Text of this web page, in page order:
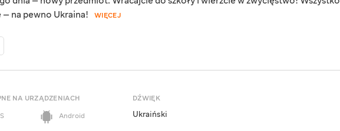
— na pewno Ukraina!
WIĘCEJ
NA URZĄDZENIACH
Android
DŹWIĘK
Ukraiński